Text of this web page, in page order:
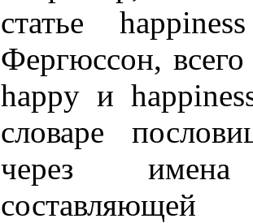
статье
Фергюссон,
happy и
словаре
через имена
составляющей